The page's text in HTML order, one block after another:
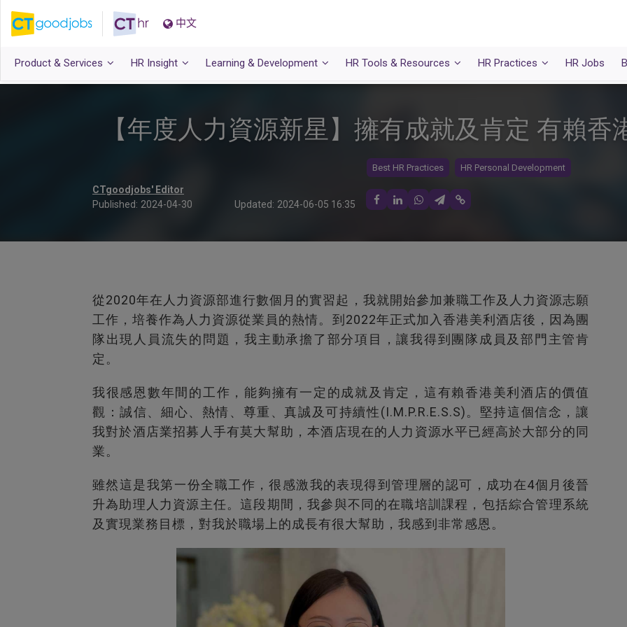
中文
Product & Services HR Insight Learning & Development HR Tools & Resources HR Practices HR Jobs
【年度人力資源新星】擁有成就及肯定 有賴
Best HR Practices HR Personal Development
CTgoodjobs' Editor
Published: 2024-04-30 Updated: 2024-06-05 16:35
從2020年在人力資源部進行數個月的實習起，我就開始參加兼職工作及人力資源志願
工作，培養作為人力資源從業員的熱情。到2022年正式加入香港美利酒店後，因為團
隊出現人員流失的問題，我主動承擔了部分項目，讓我得到團隊成員及部門主管肯
定。
我很感恩數年間的工作，能夠擁有一定的成就及肯定，這有賴香港美利酒店的價值
觀：誠信、細心、熱情、尊重、真誠及可持續性(I.M.P.R.E.S.S)。堅持這個信念，讓
我對於酒店業招募人手有莫大幫助，本酒店現在的人力資源水平已經高於大部分的同
業。
雖然這是我第一份全職工作，很感激我的表現得到管理層的認可，成功在4個月後晉
升為助理人力資源主任。這段期間，我參與不同的在職培訓課程，包括綜合管理系統
及實現業務目標，對我於職場上的成長有很大幫助，我感到非常感恩。